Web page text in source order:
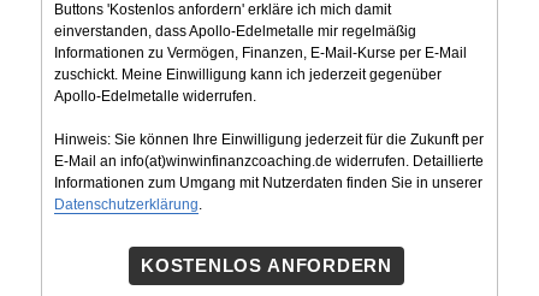
Buttons 'Kostenlos anfordern' erkläre ich mich damit
einverstanden, dass Apollo-Edelmetalle mir regelmäßig
Informationen zu Vermögen, Finanzen, E-Mail-Kurse per E-Mail
zuschickt. Meine Einwilligung kann ich jederzeit gegenüber
Apollo-Edelmetalle widerrufen.
Hinweis: Sie können Ihre Einwilligung jederzeit für die Zukunft per
E-Mail an info(at)winwinfinanzcoaching.de widerrufen. Detaillierte
Informationen zum Umgang mit Nutzerdaten finden Sie in unserer
Datenschutzerklärung.
KOSTENLOS ANFORDERN